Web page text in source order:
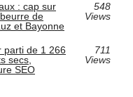
: cap sur
de
et Bayonne
548
Views
parti de 1 266
secs,
SEO
711
Views